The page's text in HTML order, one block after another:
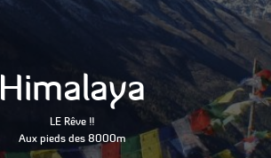
Himalaya
LE Rêve !!
Aux pieds des 8000m